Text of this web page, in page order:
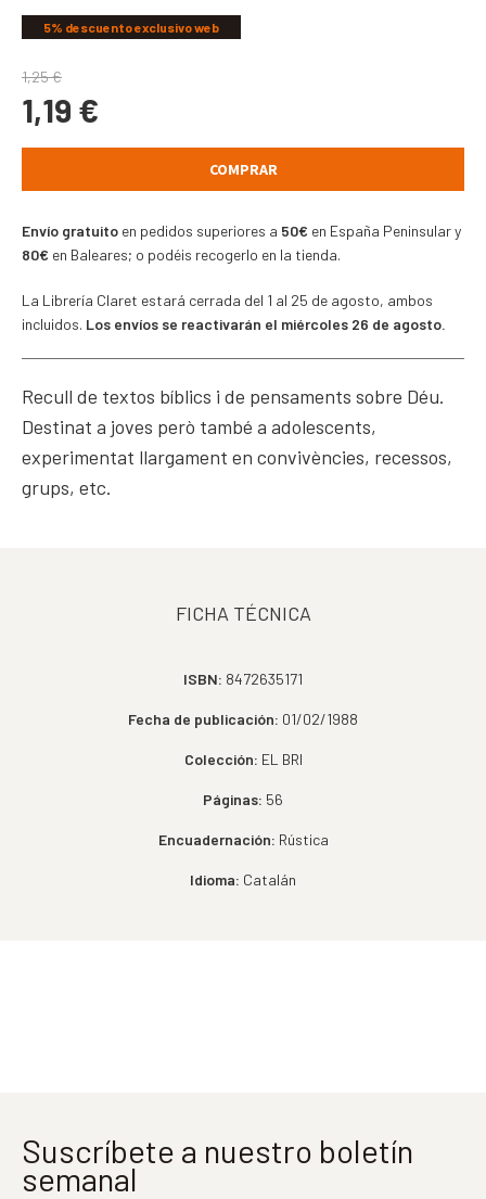
5% descuento exclusivo web
1,25€
1,19 €
COMPRAR
Envío gratuito en pedidos superiores a 50€ en España Peninsular y
80€ en Baleares; o podéis recogerlo en la tienda.
La Librería Claret estará cerrada del 1 al 25 de agosto, ambos
incluidos. Los envíos se reactivarán el miércoles 26 de agosto.
Recull de textos bíblics i de pensaments sobre Déu.
Destinat a joves però també a adolescents,
experimentat llargament en convivències, recessos,
grups, etc.
FICHA TÉCNICA
ISBN: 8472635171
Fecha de publicación: 01/02/1988
Colección: EL BRI
Páginas: 56
Encuadernación: Rústica
Idioma: Catalán
Suscríbete a nuestro boletín
semanal